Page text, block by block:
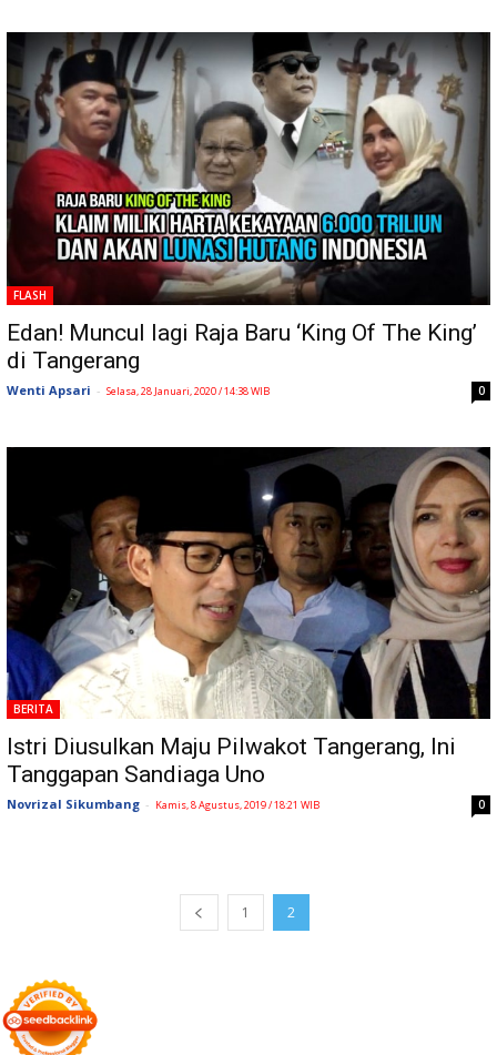
FLASH
Edan! Muncul lagi Raja Baru ‘King Of The King’
di Tangerang
Wenti Apsari - Selasa, 28 Januari, 2020 / 14:38 WIB 0
BERITA
Istri Diusulkan Maju Pilwakot Tangerang, Ini
Tanggapan Sandiaga Uno
Novrizal Sikumbang - Kamis, 8 Agustus, 2019 / 18:21 WIB 0
1 2